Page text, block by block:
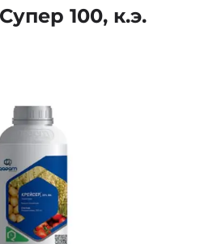
100, к.э.